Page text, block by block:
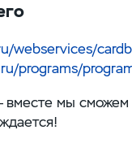
webservices/
programs/
мы